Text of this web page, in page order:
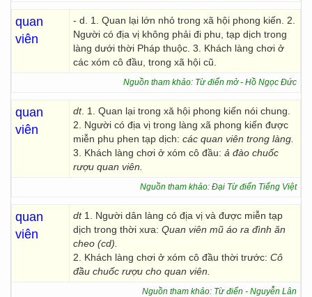
quan
viên
- d. 1. Quan lại lớn nhỏ trong xã hội phong kiến. 2.
Người có địa vị không phải đi phu, tạp dịch trong
làng dưới thời Pháp thuộc. 3. Khách làng chơi ở
các xóm cô đầu, trong xã hội cũ.
Nguồn tham khảo: Từ điển mở - Hồ Ngọc Đức
quan
viên
dt. 1. Quan lại trong xă hội phong kiến nói chung.
2. Người có địa vị trong làng xã phong kiến được
miễn phu phen tạp dịch: các quan viên trong làng.
3. Khách làng chơi ở xóm cô đầu: ả đào chuốc
rượu quan viên.
Nguồn tham khảo: Đại Từ điển Tiếng Việt
quan
viên
dt 1. Người dân làng có địa vị và được miễn tạp
dịch trong thời xưa: Quan viên mũ áo ra đình ăn
cheo (cd).
2. Khách làng chơi ở xóm cô đầu thời trước: Cô
đầu chuốc rượu cho quan viên.
Nguồn tham khảo: Từ điển - Nguyễn Lân